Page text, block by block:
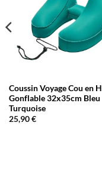
Coussin Voyage Cou en H
Gonflable 32x35cm Bleu
Turquoise
25,90€